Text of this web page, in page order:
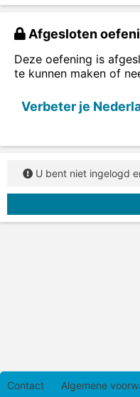
de of in.
Afgesloten
Deze oefening is
te kunnen maken of
Verbeter je
U bent niet ingelogd
Contact Algemene